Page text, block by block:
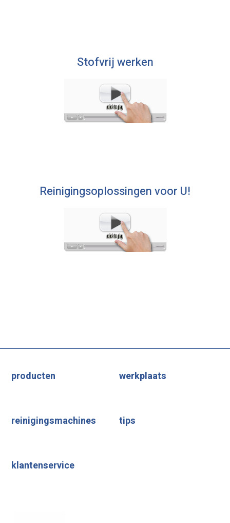
Stofvrij werken
Reinigingsoplossingen voor U!
producten werkplaats
reinigingsmachines tips
klantenservice